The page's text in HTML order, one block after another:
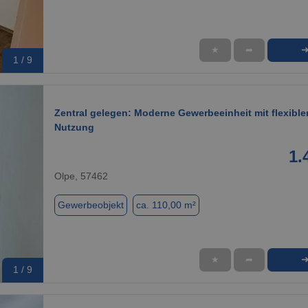
1 / 9
★ ➦ ➜
1 / 9
Zentral gelegen: Moderne Gewerbeeinheit mit
Nutzung
Olpe, 57462
Gewerbeobjekt ca. 110,00 m²
★ ➦ ➜